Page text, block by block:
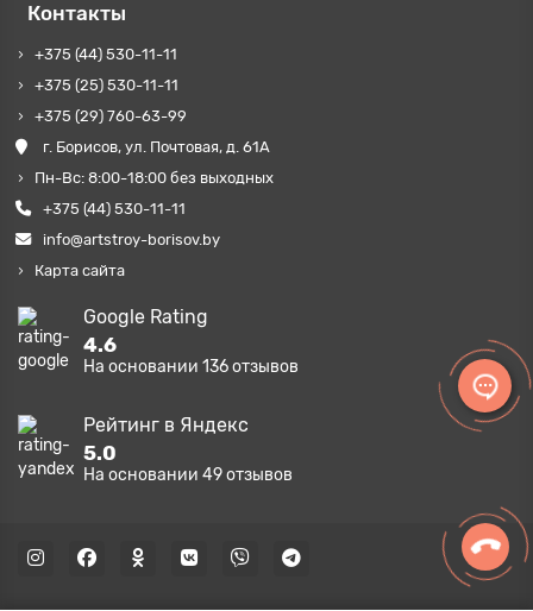
Контакты
+375 (44) 530-11-11
+375 (25) 530-11-11
+375 (29) 760-63-99
г. Борисов, ул. Почтовая, д. 61А
Пн-Вс: 8:00-18:00 без выходных
+375 (44) 530-11-11
info@artstroy-borisov.by
Карта сайта
Google Rating
4.6
На основании 136отзывов
Рейтинг в Яндекс
5.0
На основании 49отзывов